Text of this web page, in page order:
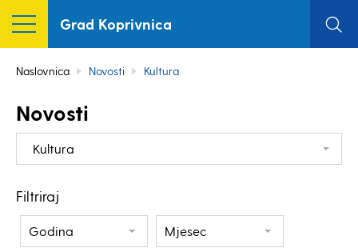
Grad Koprivnica
Naslovnica Novosti Kultura
Novosti
Kultura
Filtriraj
Godina Mjesec